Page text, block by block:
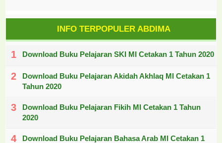
INFO TERPOPULER ABDIMA
Download Buku Pelajaran SKI MI Cetakan 1 Tahun 2020
Download Buku Pelajaran Akidah Akhlaq MI Cetakan 1
Tahun 2020
Download Buku Pelajaran Fikih MI Cetakan 1 Tahun
2020
Download Buku Pelajaran Bahasa Arab MI Cetakan 1